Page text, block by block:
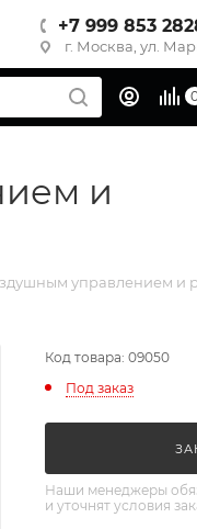
+7 999 853
г. Москва, ул.
и
управлением и
Код товара: 09050
Под заказ
Наши менеджеры
и уточнят условия